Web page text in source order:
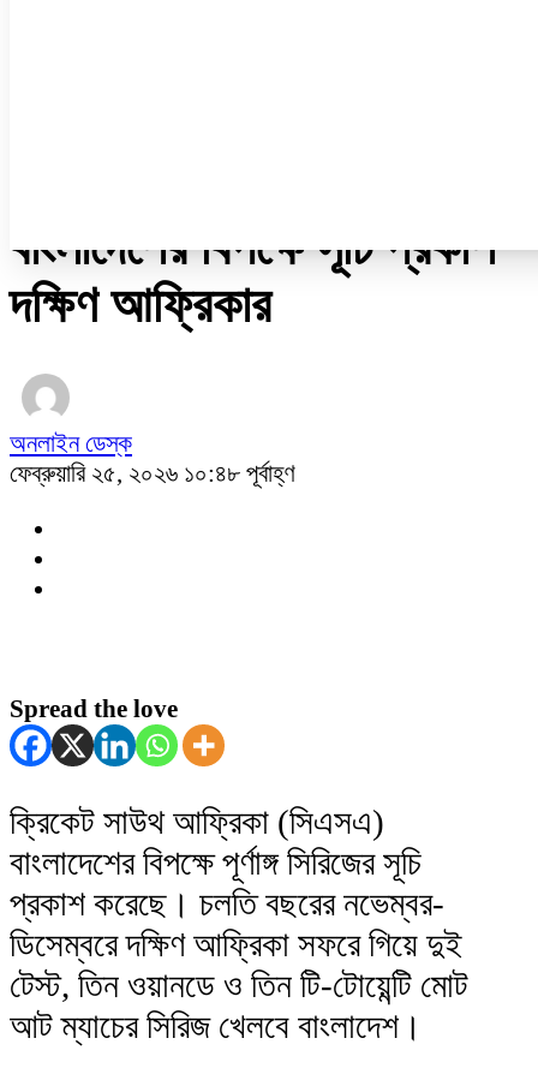
বাংলাদেশের বিপক্ষে সূচি প্রকাশ
দক্ষিণ আফ্রিকার
অনলাইন ডেস্ক
ফেব্রুয়ারি ২৫, ২০২৬ ১০:৪৮ পূর্বাহ্ণ
Spread the love
ক্রিকেট সাউথ আফ্রিকা (সিএসএ)
বাংলাদেশের বিপক্ষে পূর্ণাঙ্গ সিরিজের সূচি
প্রকাশ করেছে। চলতি বছরের নভেম্বর-
ডিসেম্বরে দক্ষিণ আফ্রিকা সফরে গিয়ে দুই
টেস্ট, তিন ওয়ানডে ও তিন টি-টোয়েন্টি মোট
আট ম্যাচের সিরিজ খেলবে বাংলাদেশ।